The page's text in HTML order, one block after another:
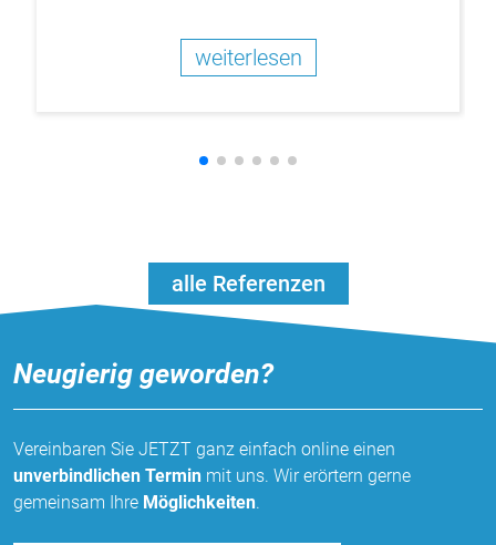
weiterlesen
alle Referenzen
Neugierig geworden?
Vereinbaren Sie JETZT ganz einfach online einen
unverbindlichen Termin mit uns. Wir erörtern gerne
gemeinsam Ihre Möglichkeiten.